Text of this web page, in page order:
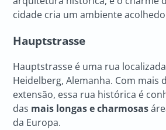
cidade cria um ambiente
Hauptstrasse
Hauptstrasse é uma rua
Heidelberg, Alemanha. Com mais
extensão, essa rua histórica é
das mais longas e charmosas
da Europa.